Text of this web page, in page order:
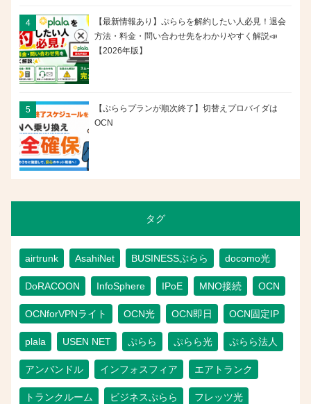
【最新情報あり】ぷららを解約したい人必見！退会
方法・料金・問い合わせ先をわかりやすく解説📣
【2026年版】
【ぷららプランが順次終了】切替えプロバイダは
OCN
タグ
airtrunk AsahiNet BUSINESSぷらら docomo光
DoRACOON InfoSphere IPoE MNO接続 OCN
OCNforVPNライト OCN光 OCN即日 OCN固定IP
plala USEN NET ぷらら ぷらら光 ぷらら法人
アンバンドル インフォスフィア エアトランク
トランクルーム ビジネスぷらら フレッツ光